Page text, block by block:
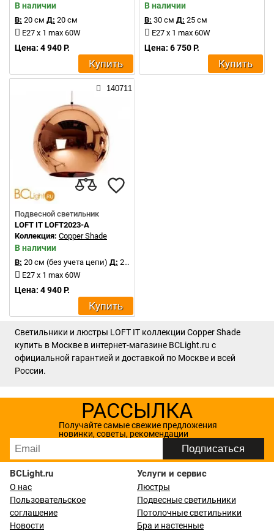
В наличии
В: 20 см Д: 20 см
E27 x 1 max 60W
Цена: 4 940 Р.
Купить
В наличии
В: 30 см Д: 25 см
E27 x 1 max 60W
Цена: 6 750 Р.
Купить
140711
Подвесной светильник
LOFT IT LOFT2023-A
Коллекция: Copper Shade
В наличии
В: 20 см (без учета цепи) Д: 20 см
E27 x 1 max 60W
Цена: 4 940 Р.
Купить
Светильники и люстры LOFT IT коллекции Copper Shade
купить в Москве в интернет-магазине BCLight.ru с
официальной гарантией и доставкой по Москве и всей
России.
РАССЫЛКА
Получайте самые свежие предложения
новинки, советы, рекомендации
BCLight.ru
О нас
Пользовательское
соглашение
Новости
Услуги и сервис
Люстры
Подвесные светильники
Потолочные светильники
Бра и настенные